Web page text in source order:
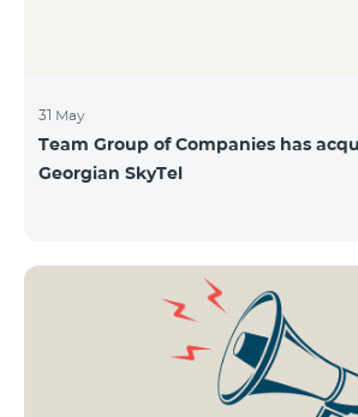
31 May
Team Group of Companies has
Georgian SkyTel